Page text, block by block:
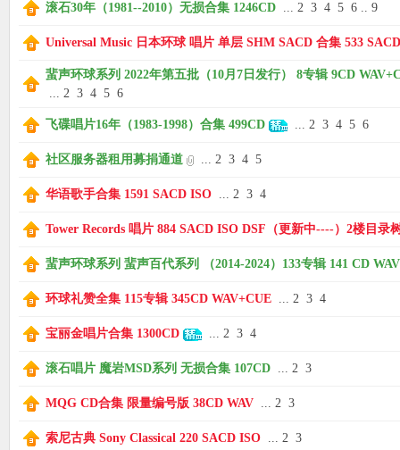
滚石30年（1981--2010）无损合集 1246CD ... 2 3 4 5 6 .. 9
Universal Music 日本环球 唱片 单层 SHM SACD 合集 533
蜚声环球系列 2022年第五批（10月7日发行） 8专辑 9CD
... 2 3 4 5 6
飞碟唱片16年（1983-1998）合集 499CD ... 2 3 4 5 6
社区服务器租用募捐通道 ... 2 3 4 5
华语歌手合集 1591 SACD ISO ... 2 3 4
Tower Records 唱片 884 SACD ISO DSF（更新中----）2楼目录
蜚声环球系列 蜚声百代系列 （2014-2024）133专辑 141 CD
环球礼赞全集 115专辑 345CD WAV+CUE ... 2 3 4
宝丽金唱片合集 1300CD ... 2 3 4
滚石唱片 魔岩MSD系列 无损合集 107CD ... 2 3
MQG CD合集 限量编号版 38CD WAV ... 2 3
索尼古典 Sony Classical 220 SACD ISO ... 2 3